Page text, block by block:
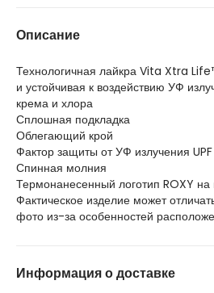
Описание
Технологичная лайкра Vita Xtra
и устойчивая к воздействию УФ
крема и хлора
Сплошная подкладка
Облегающий крой
Фактор защиты от УФ излучения
Спинная молния
Термонанесенный логотип ROXY на
Фактическое изделие может
фото из-за особенностей
Информация о доставке